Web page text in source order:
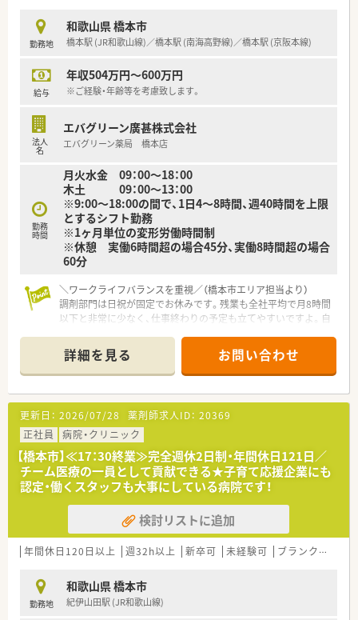
勤務地
和歌山県 橋本市
橋本駅 (JR和歌山線)／橋本駅 (南海高野線)／橋本駅 (京阪本線)
給与
年収504万円～600万円
※ご経験・年齢等を考慮致します。
法人
名
エバグリーン廣甚株式会社
エバグリーン薬局 橋本店
勤務
時間
月火水金 09：00～18：00
木土 09：00～13：00
※9:00～18:00の間で、1日4～8時間、週40時間を上限
とするシフト勤務
※1ヶ月単位の変形労働時間制
※休憩 実働6時間超の場合45分、実働8時間超の場合
60分
＼ワークライフバランスを重視／（橋本市エリア担当より）
調剤部門は日祝が固定でお休みです。残業も全社平均で月8時間
以下と非常に少なく、仕事終わりの予定も立てやすいですよ。自
＊------------------------------------------＊
【店舗情報と応需状況について】
■橋本駅から車で5分とアクセスが良く、地域医療を支える門前
薬局として多くの方にご利用いただいています。
■内科を中心に循環器や整形外科など多岐にわたる科目を応需
しており、幅広い疾患の知識が習得可能です。
■1日の処方箋枚数は40から50枚程度で、落ち着いた環境の中で
丁寧な服薬指導を行うことができます
【想定される業務内容】
■処方箋に基づく調剤や監査、服薬指導をメインに、必要に応じ
てOTC販売のサポートも担当します。
■一人薬剤師の時間帯もあり、責任ある業務を通じて薬剤師とし
ての幅広いスキルを磨くことができます。
■患者様に対して薬の説明だけでなく、健康増進のアドバイスを
【職場環境と雰囲気】
■20代から30代の若手薬剤師が中心に活躍しており、活気があ
詳細を見る お問い合わせ
更新日： 2026/07/28 薬剤師求人ID： 20369
正社員
病院・クリニック
【橋本市】≪17：30終業≫完全週休2日制・年間休日121日／
チーム医療の一員として貢献できる★子育て応援企業にも
認定・働くスタッフも大事にしている病院です！
検討リストに追加
年間休日120日以上 週32h以上 新卒可 未経験可 ブランク可
勤務地
和歌山県 橋本市
紀伊山田駅 (JR和歌山線)